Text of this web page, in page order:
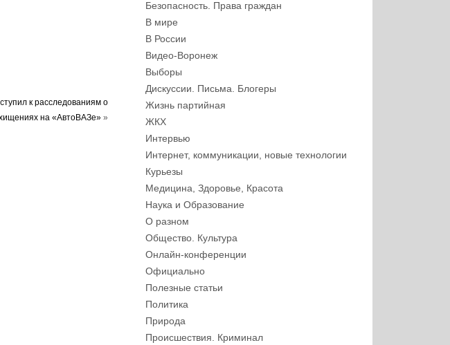
к расследованиям о
на «АвтоВАЗе» »
Безопасность. Права граждан
В мире
В России
Видео-Воронеж
Выборы
Дискуссии. Письма. Блогеры
Жизнь партийная
ЖКХ
Интервью
Интернет, коммуникации, новые технологии
Курьезы
Медицина, Здоровье, Красота
Наука и Образование
О разном
Общество. Культура
Онлайн-конференции
Официально
Полезные статьи
Политика
Природа
Происшествия. Криминал